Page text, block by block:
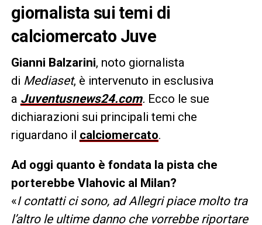
giornalista sui temi di
calciomercato Juve
Gianni Balzarini, noto giornalista
di Mediaset, è intervenuto in esclusiva
a Juventusnews24.com. Ecco le sue
dichiarazioni sui principali temi che
riguardano il calciomercato.
Ad oggi quanto è fondata la pista che
porterebbe Vlahovic al Milan?
«I contatti ci sono, ad Allegri piace molto tra
l’altro le ultime danno che vorrebbe riportare